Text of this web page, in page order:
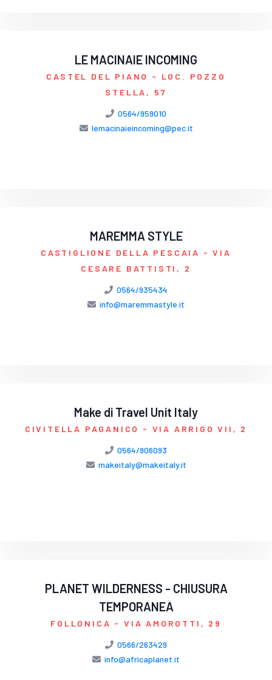
LE MACINAIE INCOMING
CASTEL DEL PIANO
- LOC. POZZO
STELLA, 57
0564/959010
lemacinaieincoming@pec.it
MAREMMA STYLE
CASTIGLIONE DELLA PESCAIA - VIA
CESARE BATTISTI, 2
0564/935434
info@maremmastyle.it
Make di Travel Unit Italy
CIVITELLA PAGANICO - VIA ARRIGO VII, 2
0564/906093
makeitaly@makeitaly.it
PLANET WILDERNESS - CHIUSURA
TEMPORANEA
FOLLONICA - VIA AMOROTTI, 29
0566/263429
info@africaplanet.it